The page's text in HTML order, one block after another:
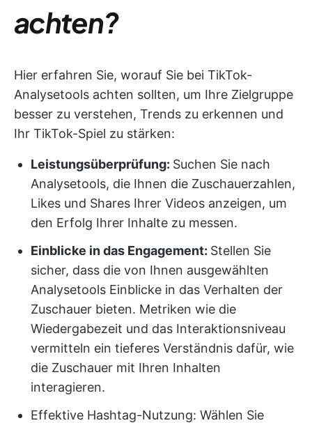
achten?
Hier erfahren Sie, worauf Sie bei TikTok-
Analysetools achten sollten, um Ihre Zielgruppe
besser zu verstehen, Trends zu erkennen und
Ihr TikTok-Spiel zu stärken:
Leistungsüberprüfung: Suchen Sie nach
Analysetools, die Ihnen die Zuschauerzahlen,
Likes und Shares Ihrer Videos anzeigen, um
den Erfolg Ihrer Inhalte zu messen.
Einblicke in das Engagement: Stellen Sie
sicher, dass die von Ihnen ausgewählten
Analysetools Einblicke in das Verhalten der
Zuschauer bieten. Metriken wie die
Wiedergabezeit und das Interaktionsniveau
vermitteln ein tieferes Verständnis dafür, wie
die Zuschauer mit Ihren Inhalten
interagieren.
Effektive Hashtag-Nutzung: Wählen Sie